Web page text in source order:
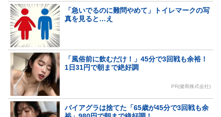
「急いでるのに難問やめて」トイレマークの写
真を見ると…え
「風俗前に飲むだけ！」45分で3回戦も余裕！
1日31円で朝まで絶好調
PR(健商株式会社)
バイアグラは捨てた「65歳が45分で3回戦も余